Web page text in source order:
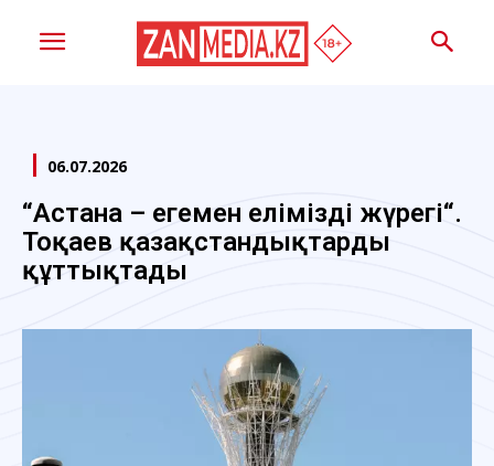
06.07.2026
“Астана – егемен еліміздің жүрегі“.
Тоқаев қазақстандықтарды
құттықтады